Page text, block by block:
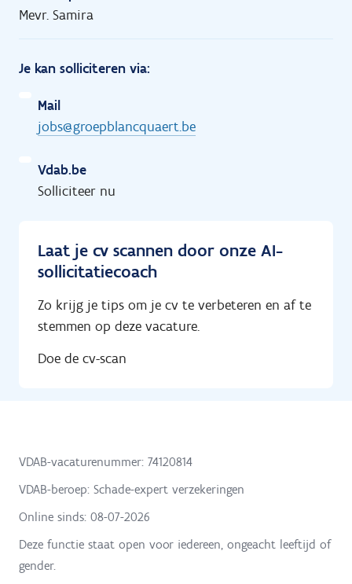
Mevr. Samira
Je kan solliciteren via:
Mail
jobs@groepblancquaert.be
Vdab.be
Solliciteer nu
Laat je cv scannen door onze AI-
sollicitatiecoach
Zo krijg je tips om je cv te verbeteren en af te
stemmen op deze vacature.
Doe de cv-scan
VDAB-vacaturenummer: 74120814
VDAB-beroep: Schade-expert verzekeringen
Online sinds: 08-07-2026
Deze functie staat open voor iedereen, ongeacht leeftijd of
gender.